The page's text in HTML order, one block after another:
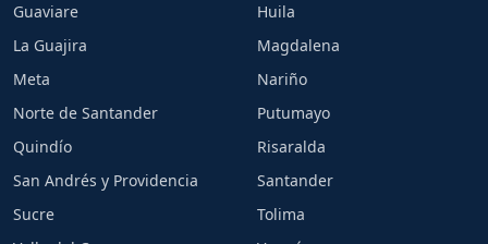
Guaviare
Huila
La Guajira
Magdalena
Meta
Nariño
Norte de Santander
Putumayo
Quindío
Risaralda
San Andrés y Providencia
Santander
Sucre
Tolima